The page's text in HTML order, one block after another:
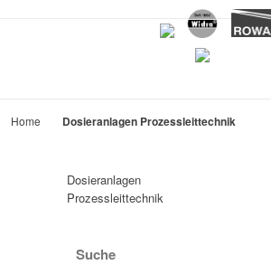
Home Dosieranlagen Prozessleittechnik
Dosieranlagen
Prozessleittechnik
Suche